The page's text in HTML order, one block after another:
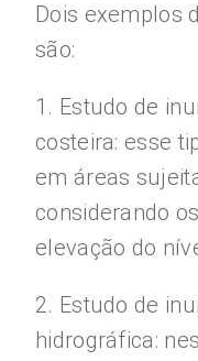
Dois exemplos
são:
1. Estudo de
costeira: esse
em áreas
considerando
elevação do
2. Estudo de
hidrográfica: